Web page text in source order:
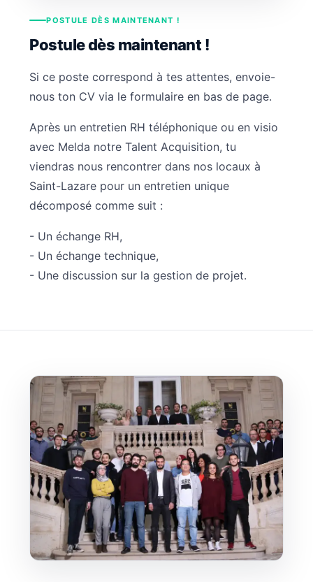
POSTULE DÈS MAINTENANT !
Postule dès maintenant !
Si ce poste correspond à tes attentes, envoie-
nous ton CV via le formulaire en bas de page.
Après un entretien RH téléphonique ou en visio
avec Melda notre Talent Acquisition, tu
viendras nous rencontrer dans nos locaux à
Saint-Lazare pour un entretien unique
décomposé comme suit :
- Un échange RH,
- Un échange technique,
- Une discussion sur la gestion de projet.